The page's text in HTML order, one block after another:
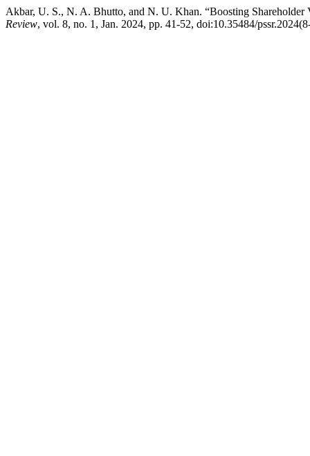
Akbar, U. S., N. A. Bhutto, and N. U. Khan. “Boosting
Review, vol. 8, no. 1, Jan. 2024, pp. 41-52, doi:10.35484/